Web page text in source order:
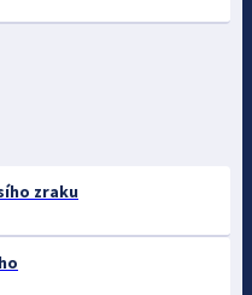
zraku